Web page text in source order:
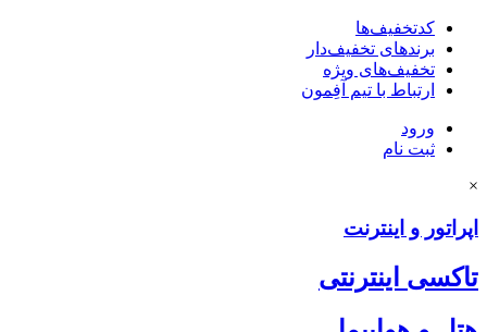
کدتخفیف‌ها
برندهای تخفیف‌دار
تخفیف‌های ویژه
ارتباط با تیم آفِمون
ورود
ثبت نام
×
اپراتور و اینترنت
تاکسی اینترنتی